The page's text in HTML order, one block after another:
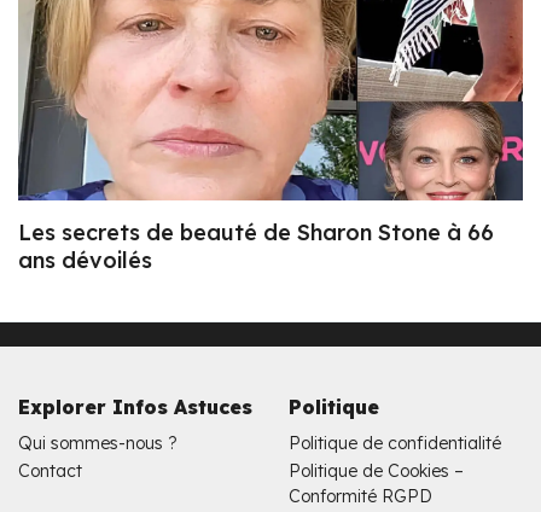
Les secrets de beauté de Sharon Stone à 66
ans dévoilés
Explorer Infos Astuces
Qui sommes-nous ?
Contact
Politique
Politique de confidentialité
Politique de Cookies –
Conformité RGPD